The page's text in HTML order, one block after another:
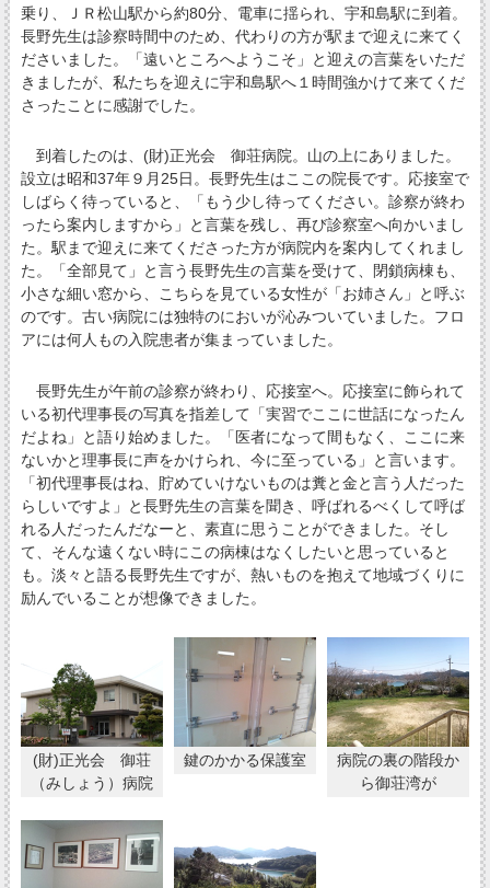
乗り、ＪＲ松山駅から約80分、電車に揺られ、宇和島駅に到着。
長野先生は診察時間中のため、代わりの方が駅まで迎えに来てく
ださいました。「遠いところへようこそ」と迎えの言葉をいただ
きましたが、私たちを迎えに宇和島駅へ１時間強かけて来てくだ
さったことに感謝でした。
到着したのは、(財)正光会 御荘病院。山の上にありました。
設立は昭和37年９月25日。長野先生はここの院長です。応接室で
しばらく待っていると、「もう少し待ってください。診察が終わ
ったら案内しますから」と言葉を残し、再び診察室へ向かいまし
た。駅まで迎えに来てくださった方が病院内を案内してくれまし
た。「全部見て」と言う長野先生の言葉を受けて、閉鎖病棟も、
小さな細い窓から、こちらを見ている女性が「お姉さん」と呼ぶ
のです。古い病院には独特のにおいが沁みついていました。フロ
アには何人もの入院患者が集まっていました。
長野先生が午前の診察が終わり、応接室へ。応接室に飾られて
いる初代理事長の写真を指差して「実習でここに世話になったん
だよね」と語り始めました。「医者になって間もなく、ここに来
ないかと理事長に声をかけられ、今に至っている」と言います。
「初代理事長はね、貯めていけないものは糞と金と言う人だった
らしいですよ」と長野先生の言葉を聞き、呼ばれるべくして呼ば
れる人だったんだなーと、素直に思うことができました。そし
て、そんな遠くない時にこの病棟はなくしたいと思っていると
も。淡々と語る長野先生ですが、熱いものを抱えて地域づくりに
励んでいることが想像できました。
(財)正光会 御荘
（みしょう）病院
鍵のかかる保護室
病院の裏の階段か
ら御荘湾が